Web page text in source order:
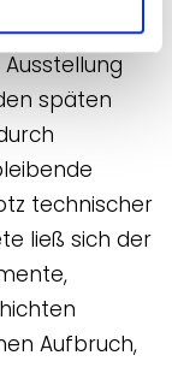
und
späten
technischer
ließ sich der
Aufbruch,